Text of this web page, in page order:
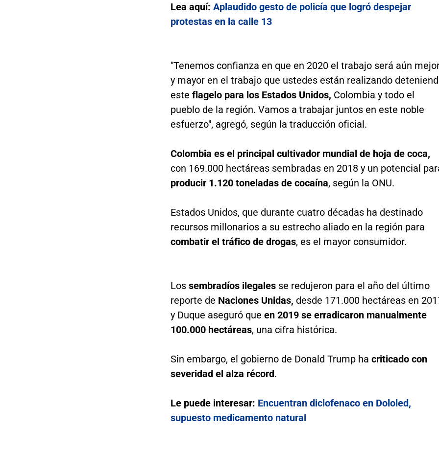
Lea aquí: Aplaudido gesto de policía que logró despejar
protestas en la calle 13
"Tenemos confianza en que en 2020 el trabajo será aún
y mayor en el trabajo que ustedes están realizando
este flagelo para los Estados Unidos, Colombia y todo el
pueblo de la región. Vamos a trabajar juntos en este noble
esfuerzo", agregó, según la traducción oficial.
Colombia es el principal cultivador mundial de hoja de coca,
con 169.000 hectáreas sembradas en 2018 y un potencial
producir 1.120 toneladas de cocaína, según la ONU.
Estados Unidos, que durante cuatro décadas ha destinado
recursos millonarios a su estrecho aliado en la región para
combatir el tráfico de drogas, es el mayor consumidor.
Los sembradíos ilegalesse redujeron para el año del último
reporte de Naciones Unidas, desde 171.000 hectáreas en
y Duque aseguró que en 2019 se erradicaron manualmente
100.000 hectáreas, una cifra histórica.
Sin embargo, el gobierno de Donald Trump ha criticado con
severidad el alza récord.
Le puede interesar: Encuentran diclofenaco en Dololed,
supuesto medicamento natural